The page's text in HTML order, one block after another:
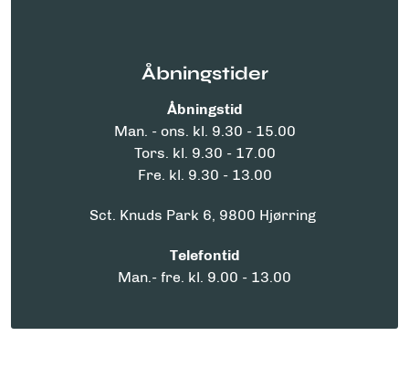
Åbningstider
Åbningstid
Man. - ons. kl. 9.30 - 15.00
Tors. kl. 9.30 - 17.00
Fre. kl. 9.30 - 13.00
Sct. Knuds Park 6, 9800 Hjørring
Telefontid
Man.- fre. kl. 9.00 - 13.00